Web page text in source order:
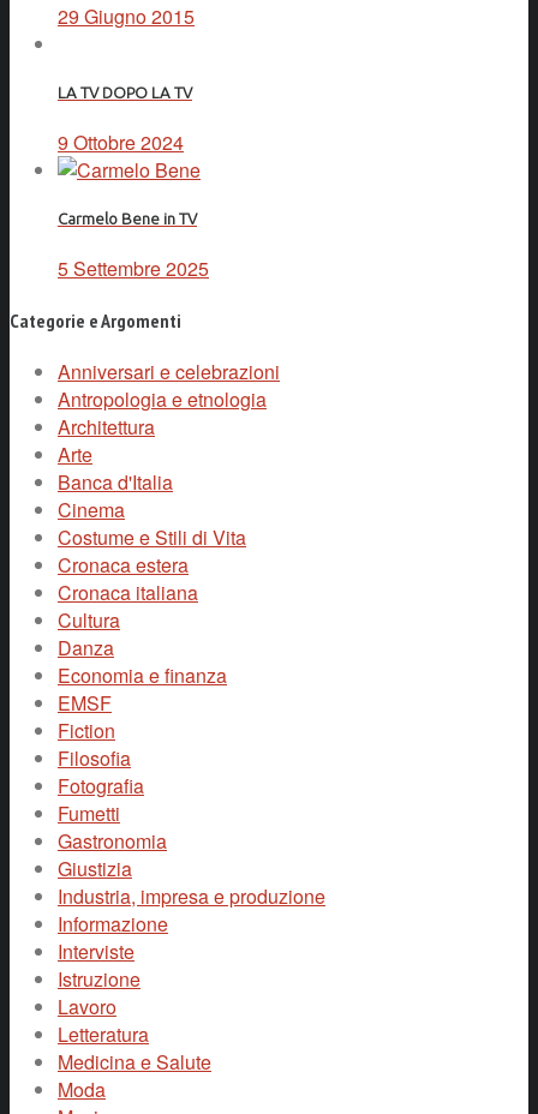
29 Giugno 2015
LA TV DOPO LA TV
9 Ottobre 2024
Carmelo Bene in TV
5 Settembre 2025
Categorie e Argomenti
Anniversari e celebrazioni
Antropologia e etnologia
Architettura
Arte
Banca d'Italia
Cinema
Costume e Stili di Vita
Cronaca estera
Cronaca italiana
Cultura
Danza
Economia e finanza
EMSF
Fiction
Filosofia
Fotografia
Fumetti
Gastronomia
Giustizia
Industria, impresa e produzione
Informazione
Interviste
Istruzione
Lavoro
Letteratura
Medicina e Salute
Moda